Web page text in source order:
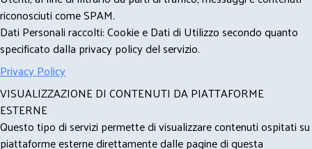
riconosciuti come SPAM.
Dati Personali raccolti: Cookie e Dati di Utilizzo secondo quanto
specificato dalla privacy policy del servizio.
Privacy Policy
VISUALIZZAZIONE DI CONTENUTI DA PIATTAFORME
ESTERNE
Questo tipo di servizi permette di visualizzare contenuti ospitati su
piattaforme esterne direttamente dalle pagine di questa